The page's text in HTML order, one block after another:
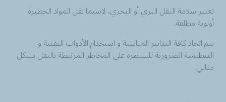
تعتبر سلامة النقل البري أو البحري، لاسيما نقل المواد الخطيرة
أولوية مطلقة.
يتم اتخاذ كافة التدابير المناسبة و استخدام الأدوات التقنية و
التنظيمية الضرورية للسيطرة على المخاطر المرتبطة بالنقل بشكل
مثالي.